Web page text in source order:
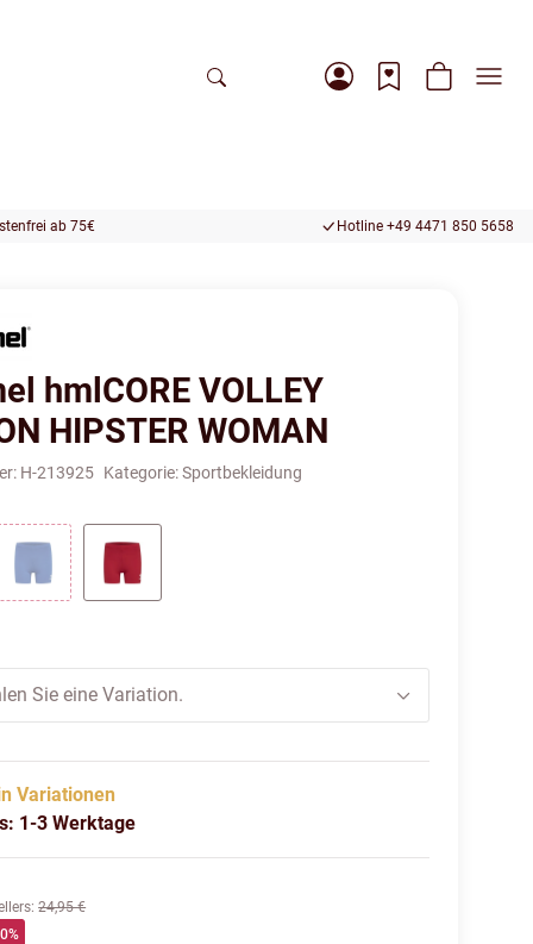
ab 75€ Hotline +49 4471 850 5658
hmlCORE VOLLEY
HIPSTER WOMAN
H-213925 Kategorie:Sportbekleidung
Sie eine Variation.
Variationen
1-3 Werktage
:24,95 €